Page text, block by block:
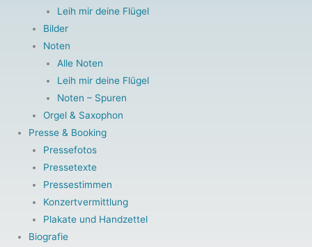
Leih mir deine Flügel
Bilder
Noten
Alle Noten
Leih mir deine Flügel
Noten – Spuren
Orgel & Saxophon
Presse & Booking
Pressefotos
Pressetexte
Pressestimmen
Konzertvermittlung
Plakate und Handzettel
Biografie